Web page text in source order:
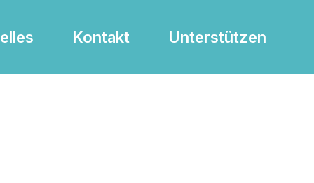
Kontakt Unterstützen